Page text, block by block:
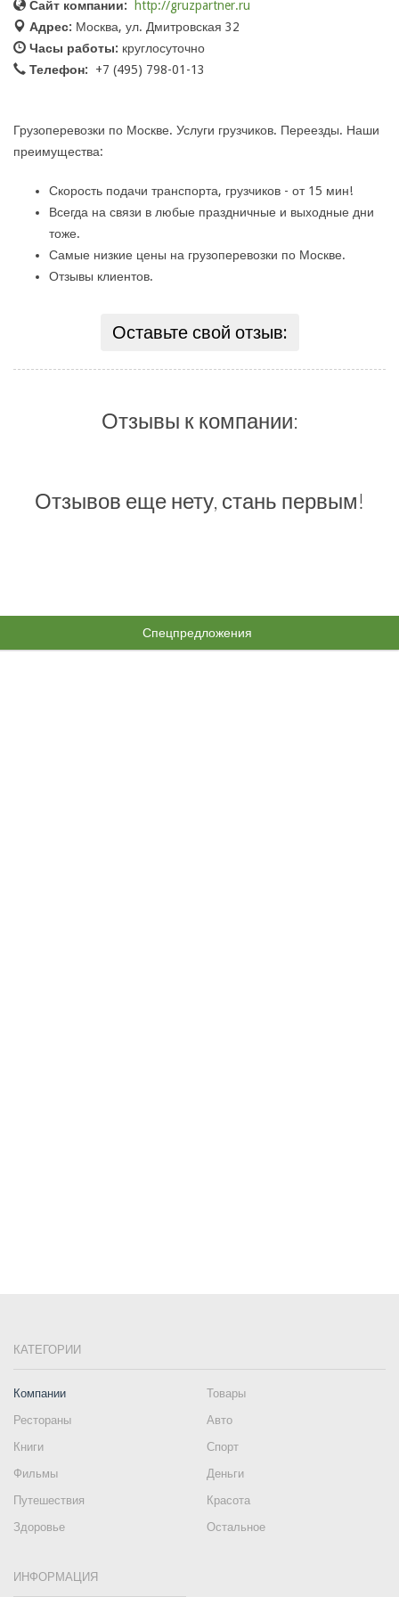
Сайт компании:
http://gruzpartner.ru
Адрес: Москва, ул. Дмитровская 32
Часы работы: круглосуточно
Телефон:
+7 (495) 798-01-13
Грузоперевозки по Москве. Услуги грузчиков. Переезды. Наши
преимущества:
Скорость подачи транспорта, грузчиков - от 15 мин!
Всегда на связи в любые праздничные и выходные дни
тоже.
Самые низкие цены на грузоперевозки по Москве.
Отзывы клиентов.
Оставьте свой отзыв:
Отзывы к компании:
Отзывов еще нету, стань первым!
Спецпредложения
КАТЕГОРИИ
Компании
Товары
Рестораны
Авто
Книги
Спорт
Фильмы
Деньги
Путешествия
Красота
Здоровье
Остальное
ИНФОРМАЦИЯ